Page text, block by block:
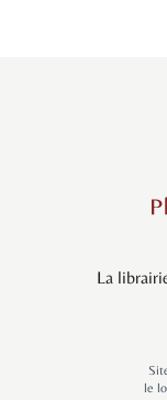
La
le